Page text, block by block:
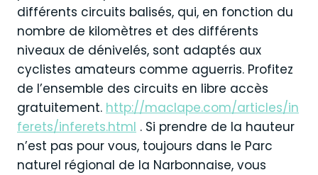
différents circuits balisés, qui, en fonction du
nombre de kilomètres et des différents
niveaux de dénivelés, sont adaptés aux
cyclistes amateurs comme aguerris. Profitez
de l’ensemble des circuits en libre accès
gratuitement. http://maclape.com/articles/in
ferets/inferets.html . Si prendre de la hauteur
n’est pas pour vous, toujours dans le Parc
naturel régional de la Narbonnaise, vous